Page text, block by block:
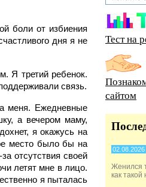
боли от избиения
дня я не
Я третий ребенок.
связь.
меня. Ежедневные
а вечером маму,
я окажусь на
место было бы на
отсутствия своей
летят мне в лицо.
я пыталась
Тест на
сайтом
02.08.2026
Женился
как